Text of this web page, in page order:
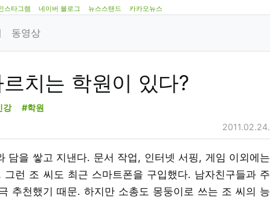
스타그램 네이버 블로그 뉴스스탠드 카카오뉴스
동영상
치는 학원이 있다?
강 #학원
2011.02.24.
담을 쌓고 지낸다. 문서 작업, 인터넷 서핑, 게임 이외에는
그런 조 씨도 최근 스마트폰을 구입했다. 남자친구들과 주
추천했기 때문. 하지만 소총도 몽둥이로 쓰는 조 씨의 능